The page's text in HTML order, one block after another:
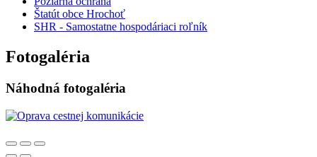
Štatút obce Hrochoť
SHR - Samostatne hospodáriaci roľník
Fotogaléria
Náhodná fotogaléria